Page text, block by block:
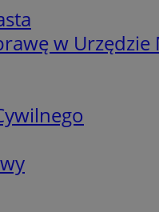
w Urzędzie